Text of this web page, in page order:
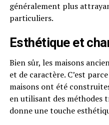
généralement plus
particuliers.
Esthétique et
Bien sûr, les maisons
et de caractère. C’est
maisons ont été
en utilisant des méthodes
donne une touche